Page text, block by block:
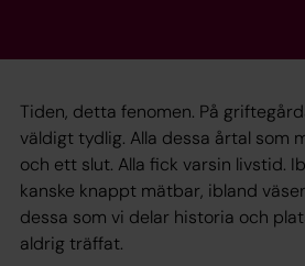
Tiden, detta fenomen. På
väldigt tydlig. Alla dessa årtal som
och ett slut. Alla fick varsin livstid.
kanske knappt mätbar, ibland
dessa som vi delar historia och
aldrig träffat.